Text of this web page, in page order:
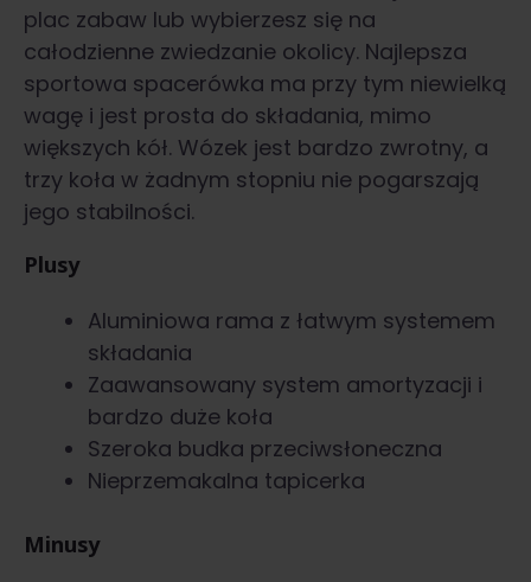
plac zabaw lub wybierzesz się na
całodzienne zwiedzanie okolicy. Najlepsza
sportowa spacerówka ma przy tym niewielką
wagę i jest prosta do składania, mimo
większych kół. Wózek jest bardzo zwrotny, a
trzy koła w żadnym stopniu nie pogarszają
jego stabilności.
Plusy
Aluminiowa rama z łatwym systemem
składania
Zaawansowany system amortyzacji i
bardzo duże koła
Szeroka budka przeciwsłoneczna
Nieprzemakalna tapicerka
Minusy